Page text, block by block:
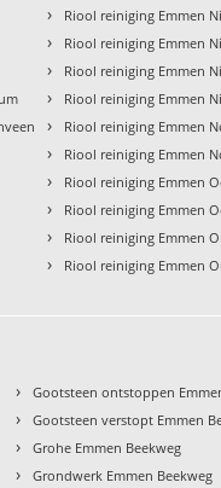
› Riool reiniging Emmen
› Riool reiniging Emmen
› Riool reiniging Emmen
› Riool reiniging Emmen
› Riool reiniging Emmen
› Riool reiniging Emmen
› Riool reiniging Emmen
› Riool reiniging Emmen
› Riool reiniging Emmen
› Riool reiniging Emmen
› Gootsteen ontstoppen
› Gootsteen verstopt Emmen
› Grohe Emmen Beekweg
› Grondwerk Emmen Beekweg